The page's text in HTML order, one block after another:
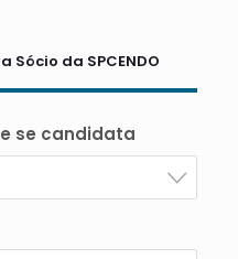
da SPCENDO
se candidata